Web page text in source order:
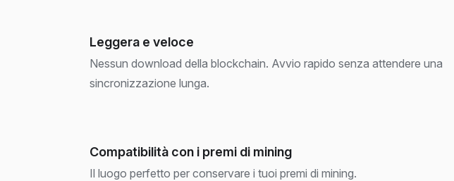
Leggera e veloce
Nessun download della blockchain. Avvio rapido senza attendere una
sincronizzazione lunga.
Compatibilità con i premi di mining
Il luogo perfetto per conservare i tuoi premi di mining.